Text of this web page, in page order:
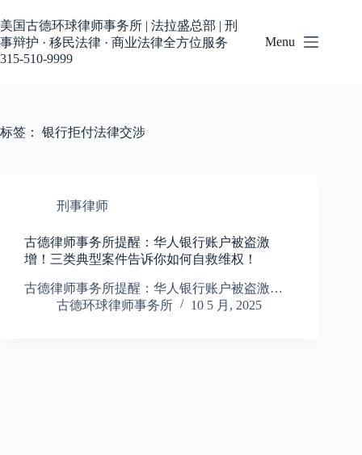
过
内
容
美国古德环球律师事务所 | 法拉盛总部 | 刑
事辩护 · 移民法律 · 商业法律全方位服务
315-510-9999
Menu
标签： 银行拒付法律交涉
刑事律师
古德律师事务所提醒：华人银行账户被盗激
增！三类典型案件告诉你如何自救维权！
古德律师事务所提醒：华人银行账户被盗激…
古德环球律师事务所
10 5 月, 2025